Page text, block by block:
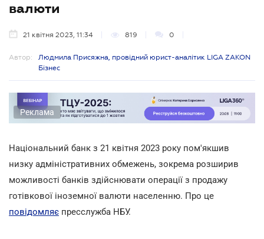
валюти
21 квітня 2023, 11:34 819 0
Автор:
Людмила Присяжна, провідний юрист-аналітик LIGA ZAKON
Бізнес
Реклама
Національний банк з 21 квітня 2023 року пом'якшив
низку адміністративних обмежень, зокрема розширив
можливості банків здійснювати операції з продажу
готівкової іноземної валюти населенню. Про це
повідомляє пресслужба НБУ.